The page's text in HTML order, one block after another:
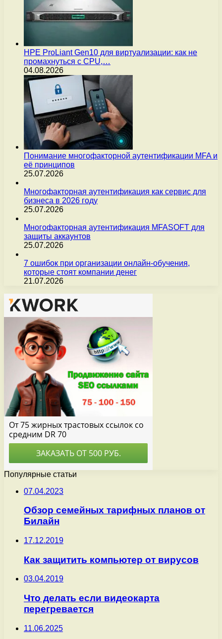
HPE ProLiant Gen10 для виртуализации: как не
промахнуться с CPU,…
04.08.2026
Понимание многофакторной аутентификации MFA и
её принципов
25.07.2026
Многофакторная аутентификация как сервис для
бизнеса в 2026 году
25.07.2026
Многофакторная аутентификация MFASOFT для
защиты аккаунтов
25.07.2026
7 ошибок при организации онлайн-обучения,
которые стоят компании денег
21.07.2026
Популярные статьи
07.04.2023
Обзор семейных тарифных планов от
Билайн
17.12.2019
Как защитить компьютер от вирусов
03.04.2019
Что делать если видеокарта
перегревается
11.06.2025